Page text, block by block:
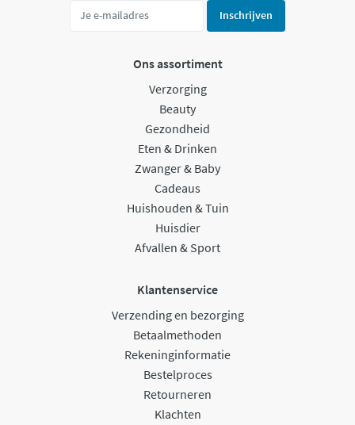
Inschrijven
Ons assortiment
Verzorging
Beauty
Gezondheid
Eten & Drinken
Zwanger & Baby
Cadeaus
Huishouden & Tuin
Huisdier
Afvallen & Sport
Klantenservice
Verzending en bezorging
Betaalmethoden
Rekeninginformatie
Bestelproces
Retourneren
Klachten